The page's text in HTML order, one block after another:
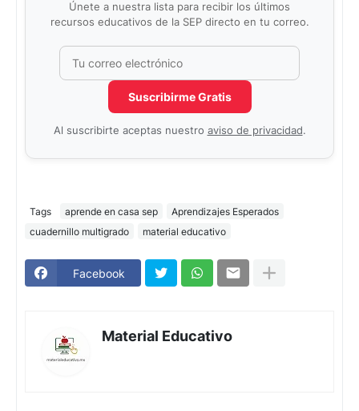
Únete a nuestra lista para recibir los últimos
recursos educativos de la SEP directo en tu correo.
No completar este campo
Suscribirme Gratis
Al suscribirte aceptas nuestro aviso de privacidad.
Tags aprende en casa sep
Aprendizajes Esperados
cuadernillo multigrado
material educativo
Facebook
Material Educativo